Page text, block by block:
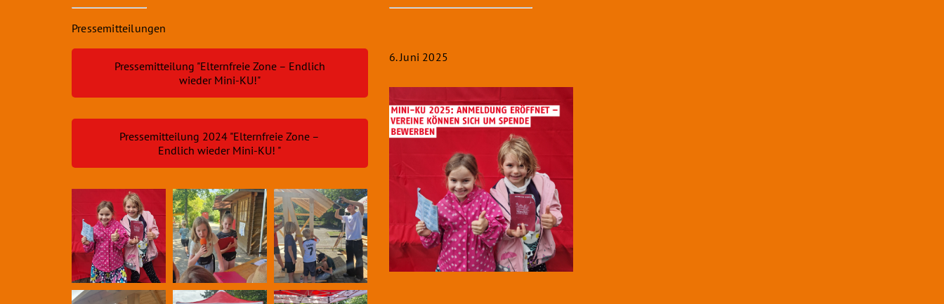
Pressemitteilungen
Pressemitteilung "Elternfreie Zone – Endlich
wieder Mini-KU!"
Pressemitteilung 2024 "Elternfreie Zone –
Endlich wieder Mini-KU! "
6. Juni 2025